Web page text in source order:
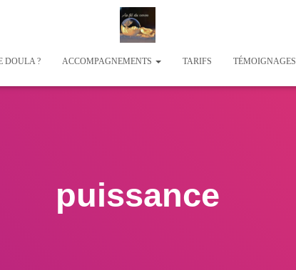
DOULA ? ACCOMPAGNEMENTS TARIFS TÉMOIGNAGES
puissance